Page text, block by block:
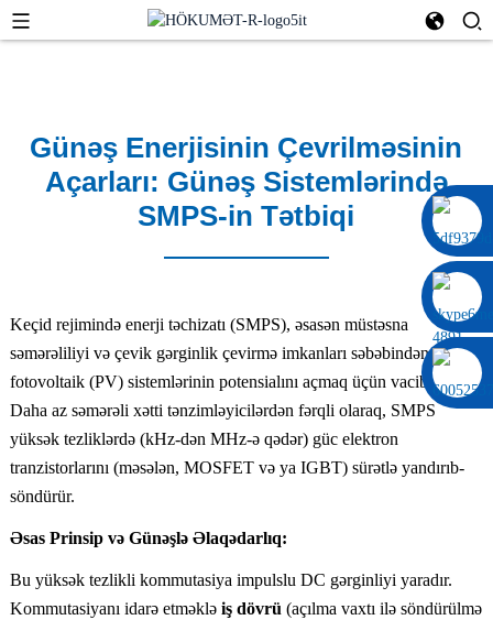
0086 13322920697
Günəş Enerjisinin Çevrilməsinin
Açarları: Günəş Sistemlərində
SMPS-in Tətbiqi
Keçid rejimində enerji təchizatı (SMPS), əsasən müstəsna
səmərəliliyi və çevik gərginlik çevirmə imkanları səbəbindən günəş
fotovoltaik (PV) sistemlərinin potensialını açmaq üçün vacibdir.
Daha az səmərəli xətti tənzimləyicilərdən fərqli olaraq, SMPS
yüksək tezliklərdə (kHz-dən MHz-ə qədər) güc elektron
tranzistorlarını (məsələn, MOSFET və ya IGBT) sürətlə yandırıb-
söndürür.
Əsas Prinsip və Günəşlə Əlaqədarlıq:
Bu yüksək tezlikli kommutasiya impulslu DC gərginliyi yaradır.
Kommutasiyanı idarə etməklə iş dövrü (açılma vaxtı ilə söndürülmə